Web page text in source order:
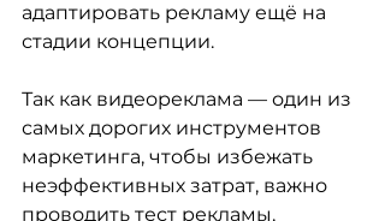
адаптировать рекламу ещё на
стадии концепции.
Так как видеореклама — один из
самых дорогих инструментов
маркетинга, чтобы избежать
неэффективных затрат, важно
проводить тест рекламы,